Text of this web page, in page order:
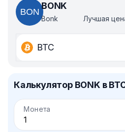
BONK
Bonk Лучшая
BTC
Калькулятор BONK в
Монета